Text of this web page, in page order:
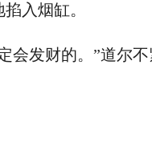
入烟缸。
发财的。”道尔不